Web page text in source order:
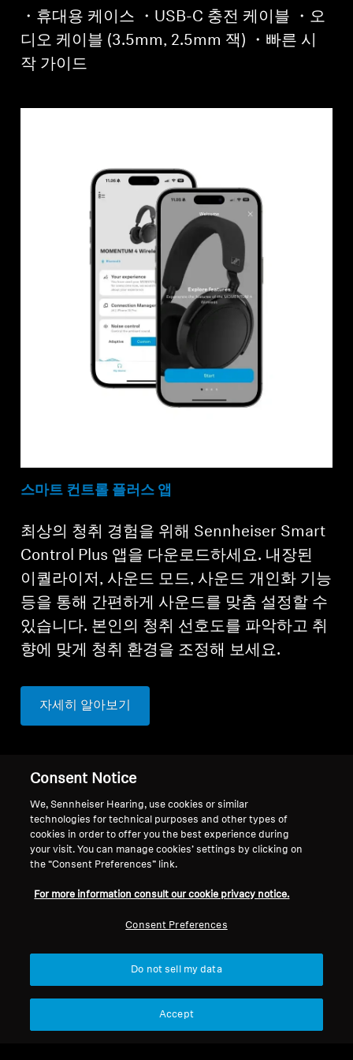
・휴대용 케이스 ・USB-C 충전 케이블 ・오
디오 케이블 (3.5mm, 2.5mm 잭) ・빠른 시
작 가이드
스마트 컨트롤 플러스 앱
최상의 청취 경험을 위해 Sennheiser Smart
Control Plus 앱을 다운로드하세요. 내장된
이퀄라이저, 사운드 모드, 사운드 개인화 기능
등을 통해 간편하게 사운드를 맞춤 설정할 수
있습니다. 본인의 청취 선호도를 파악하고 취
향에 맞게 청취 환경을 조정해 보세요.
자세히 알아보기
맨 위로
글로벌 개인정보 처리방침
조정된 취약점 공개 정책
언론 문의
Consent Notice
We, Sennheiser Hearing, use cookies or similar
technologies for technical purposes and other types of
cookies in order to offer you the best experience during
your visit. You can manage cookies’ settings by clicking on
the “Consent Preferences” link.
For more information consult our cookie privacy notice.
Consent Preferences
Do not sell my data
Accept